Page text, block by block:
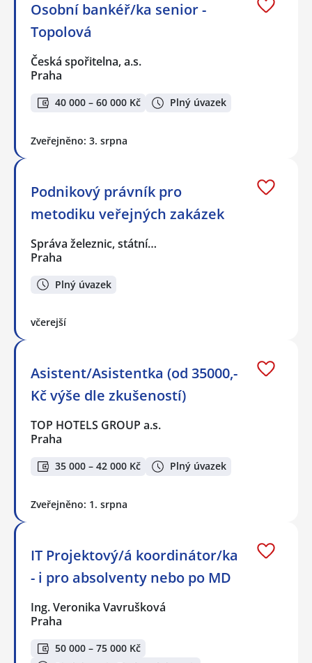
Osobní bankéř/ka senior -
Topolová
Česká spořitelna, a.s.
Praha
40 000 – 60 000 Kč Plný úvazek
Zveřejněno: 3. srpna
Podnikový právník pro
metodiku veřejných zakázek
Správa železnic, státní…
Praha
Plný úvazek
včerejší
Asistent/Asistentka (od 35000,-
Kč výše dle zkušeností)
TOP HOTELS GROUP a.s.
Praha
35 000 – 42 000 Kč Plný úvazek
Zveřejněno: 1. srpna
IT Projektový/á koordinátor/ka
- i pro absolventy nebo po MD
Ing. Veronika Vavrušková
Praha
50 000 – 75 000 Kč